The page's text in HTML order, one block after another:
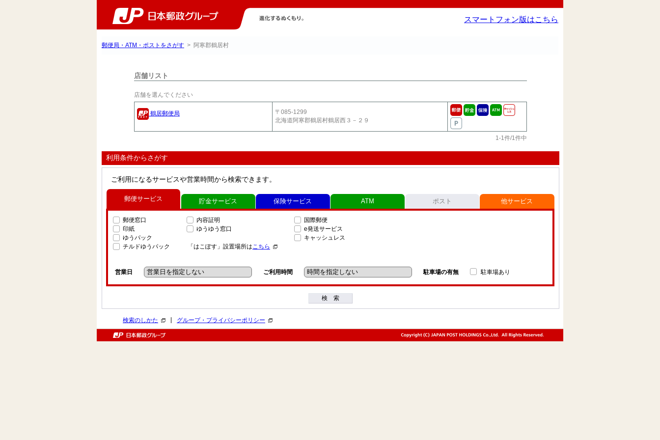
スマートフォン版はこちら
郵便局・ATM・ポストをさがす > 阿寒郡鶴居村
店舗リスト
店舗を選んでください
鶴居郵便局
〒085-1299
北海道阿寒郡鶴居村鶴居西３－２９
1-1件/1件中
利用条件からさがす
ご利用になるサービスや営業時間から検索できます。
郵便サービス
郵便窓口
印紙
ゆうパック
チルドゆうパック
内容証明
ゆうゆう窓口
「はこぽす」設置場所はこちら
国際郵便
e発送サービス
キャッシュレス
営業日 ご利用時間 駐車場の有無 駐車場あり
貯金サービス 保険サービス ATM ポスト 他サービス
検 索
検索のしかた グループ・プライバシーポリシー